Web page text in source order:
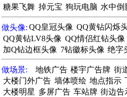
糖果飞舞 掉元宝 狗玩电脑 水中倒
做头像: QQ皇冠头像 QQ黄钻闪烁
QQ黄钻LV8头像 QQ情侣红钻头像
加Q钻边框头像 7钻徽标头像 绝字
做场景: 地铁广告 楼宇广告牌 街
大楼门外广告 墙体喷绘 地点指示
大楼明星 多屏广告 车站牌 街边告